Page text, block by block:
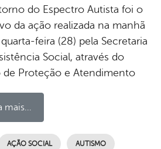
do Espectro Autista foi o
da ação realizada na manhã
feira (28) pela Secretaria
Social, através do
de Proteção e Atendimento
mais...
AÇÃO SOCIAL AUTISMO